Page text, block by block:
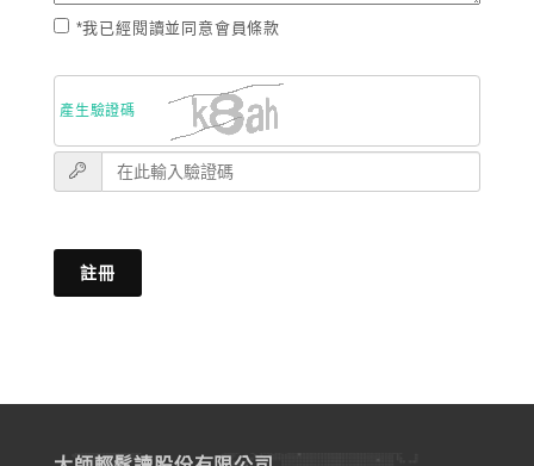
*我已經閱讀並同意會員條款
產生驗證碼
註冊